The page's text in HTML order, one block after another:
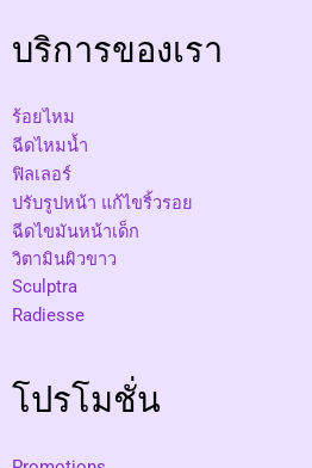
บริการของเรา
ร้อยไหม
ฉีดไหมน้ำ
ฟิลเลอร์
ปรับรูปหน้า แก้ไขริ้วรอย
ฉีดไขมันหน้าเด็ก
วิตามินผิวขาว
Sculptra
Radiesse
โปรโมชั่น